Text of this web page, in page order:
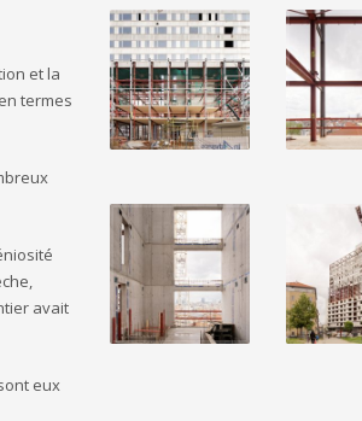
et la
termes
avait
eux